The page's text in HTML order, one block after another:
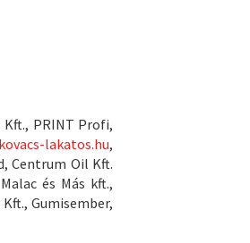
PRINT Profi,
lakatos.hu,
Centrum Oil Kft.
és Más kft.,
Gumisember,